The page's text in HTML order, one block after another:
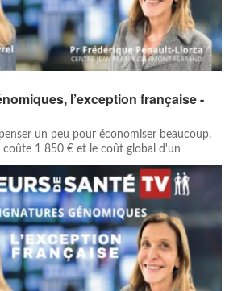
l’exception française -
un peu pour économiser beaucoup.
coûte 1 850 € et le coût global d'un